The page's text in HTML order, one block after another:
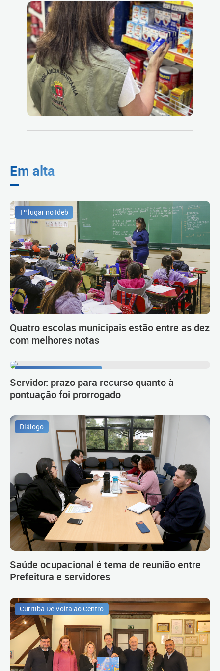
Em alta
1º lugar no Ideb
Quatro escolas municipais estão entre as dez
com melhores notas
Servidor: prazo para recurso quanto à
pontuação foi prorrogado
Diálogo
Saúde ocupacional é tema de reunião entre
Prefeitura e servidores
Curitiba De Volta ao Centro